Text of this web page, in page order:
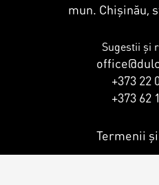
Macaron
Croissants &
mun. Chișinău,
Sugestii și
+373 22
+373 62
Termenii